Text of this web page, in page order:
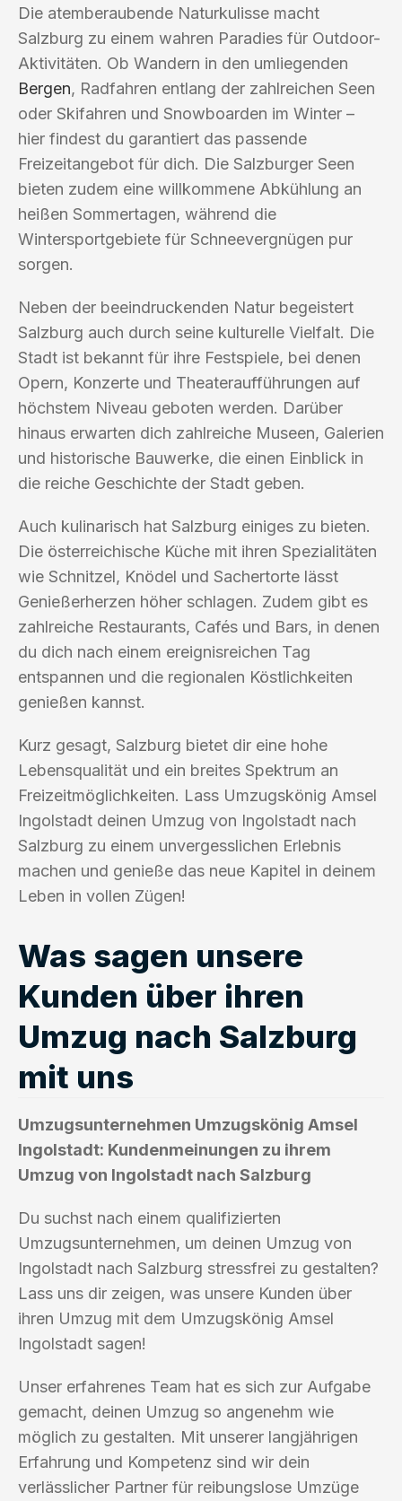
Die atemberaubende Naturkulisse macht
Salzburg zu einem wahren Paradies für Outdoor-
Aktivitäten. Ob Wandern in den umliegenden
Bergen, Radfahren entlang der zahlreichen Seen
oder Skifahren und Snowboarden im Winter –
hier findest du garantiert das passende
Freizeitangebot für dich. Die Salzburger Seen
bieten zudem eine willkommene Abkühlung an
heißen Sommertagen, während die
Wintersportgebiete für Schneevergnügen pur
sorgen.
Neben der beeindruckenden Natur begeistert
Salzburg auch durch seine kulturelle Vielfalt. Die
Stadt ist bekannt für ihre Festspiele, bei denen
Opern, Konzerte und Theateraufführungen auf
höchstem Niveau geboten werden. Darüber
hinaus erwarten dich zahlreiche Museen, Galerien
und historische Bauwerke, die einen Einblick in
die reiche Geschichte der Stadt geben.
Auch kulinarisch hat Salzburg einiges zu bieten.
Die österreichische Küche mit ihren Spezialitäten
wie Schnitzel, Knödel und Sachertorte lässt
Genießerherzen höher schlagen. Zudem gibt es
zahlreiche Restaurants, Cafés und Bars, in denen
du dich nach einem ereignisreichen Tag
entspannen und die regionalen Köstlichkeiten
genießen kannst.
Kurz gesagt, Salzburg bietet dir eine hohe
Lebensqualität und ein breites Spektrum an
Freizeitmöglichkeiten. Lass Umzugskönig Amsel
Ingolstadt deinen Umzug von Ingolstadt nach
Salzburg zu einem unvergesslichen Erlebnis
machen und genieße das neue Kapitel in deinem
Leben in vollen Zügen!
Was sagen unsere
Kunden über ihren
Umzug nach Salzburg
mit uns
Umzugsunternehmen Umzugskönig Amsel
Ingolstadt: Kundenmeinungen zu ihrem
Umzug von Ingolstadt nach Salzburg
Du suchst nach einem qualifizierten
Umzugsunternehmen, um deinen Umzug von
Ingolstadt nach Salzburg stressfrei zu gestalten?
Lass uns dir zeigen, was unsere Kunden über
ihren Umzug mit dem Umzugskönig Amsel
Ingolstadt sagen!
Unser erfahrenes Team hat es sich zur Aufgabe
gemacht, deinen Umzug so angenehm wie
möglich zu gestalten. Mit unserer langjährigen
Erfahrung und Kompetenz sind wir dein
verlässlicher Partner für reibungslose Umzüge